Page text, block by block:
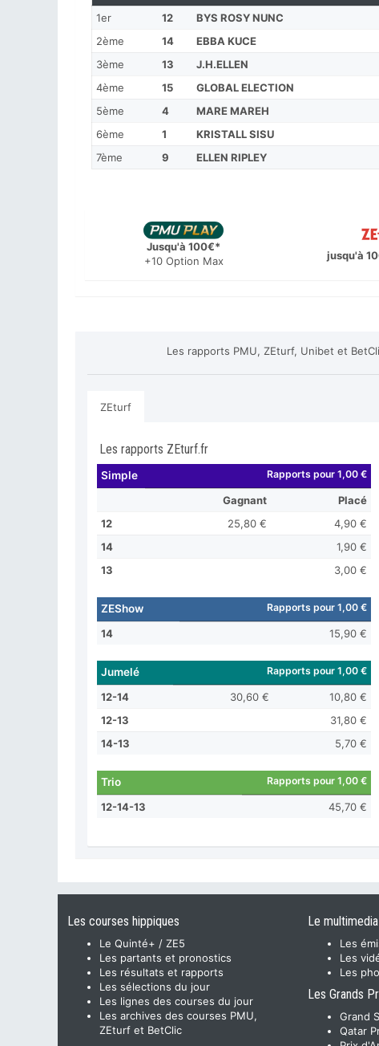
1er 12 BYS ROSY NUNC
2ème
14 EBBA KUCE
3ème
13 J.H.ELLEN
4ème
15 GLOBAL ELECTION
5ème
4 MARE MAREH
6ème
1 KRISTALL SISU
7ème
9 ELLEN RIPLEY
Jusqu'à 100€*
+10 Option Max
jusqu'à
Les rapports PMU, ZEturf, Unibet et
ZEturf
Les rapports ZEturf.fr
Simple Rapports pour 1,00 €
Gagnant
Placé
12
25,80 €
4,90 €
14
1,90 €
13
3,00 €
ZEShow Rapports pour 1,00 €
14 15,90 €
Jumelé Rapports pour 1,00 €
12-14 30,60 €
10,80 €
12-13
31,80 €
14-13
5,70 €
Trio Rapports pour 1,00 €
12-14-13 45,70 €
Les courses hippiques
Le Quinté+ / ZE5
Les partants et pronostics
Les résultats et rapports
Les sélections du jour
Les lignes des courses du jour
Les archives des courses PMU,
ZEturf et BetClic
Le multimedia
Les
Les
Les
Les Grands
Grand
Qatar